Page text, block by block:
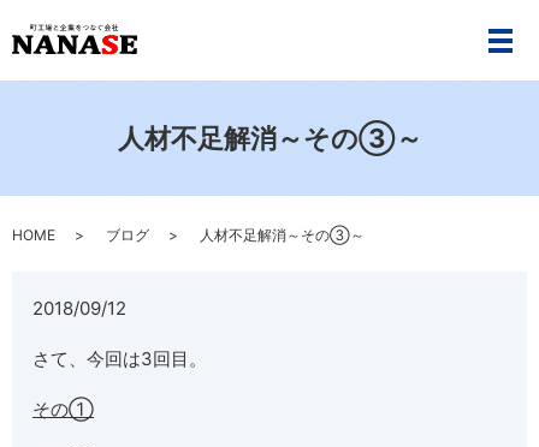
メ
人材不足解消～その③～
HOME ブログ 人材不足解消～その③～
2018/09/12
さて、今回は3回目。
その①